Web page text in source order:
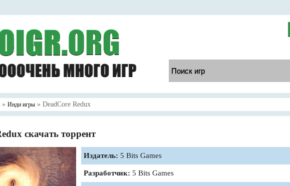
» Инди игры » DeadCore Redux
скачать торрент
Издатель: 5 Bits Games
Разработчик: 5 Bits Games